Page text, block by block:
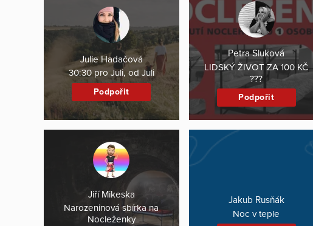
Julie Hadačová
30:30 pro Juli, od Juli
Podpořit
Petra Sluková
LIDSKÝ ŽIVOT ZA 100 KČ
???
Podpořit
Jiří Mikeska
Narozeninová sbírka na
Nocleženky
Jakub Rusňák
Noc v teple